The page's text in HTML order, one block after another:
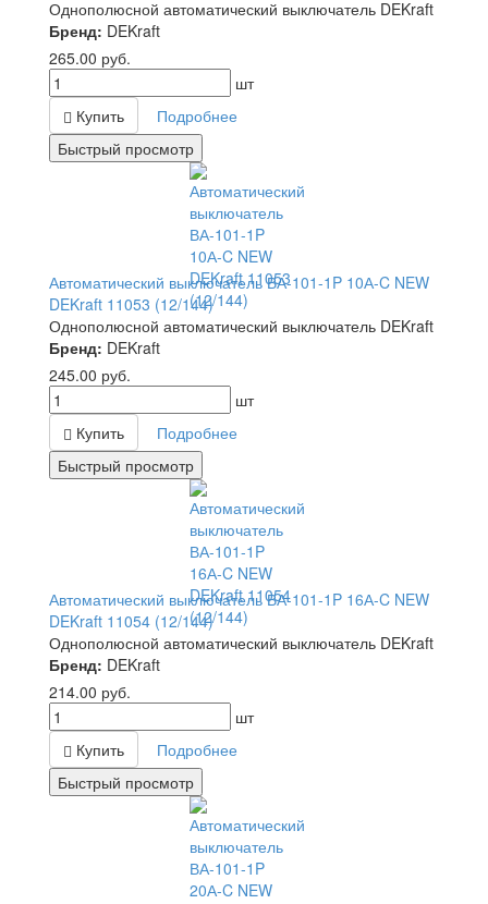
Однополюсной автоматический выключатель DEKraft
Бренд: DEKraft
265.00 руб.
шт
Купить
Подробнее
Быстрый просмотр
Автоматический выключатель ВА-101-1P 10А-C NEW
DEKraft 11053 (12/144)
Однополюсной автоматический выключатель DEKraft
Бренд: DEKraft
245.00 руб.
шт
Купить
Подробнее
Быстрый просмотр
Автоматический выключатель ВА-101-1P 16А-C NEW
DEKraft 11054 (12/144)
Однополюсной автоматический выключатель DEKraft
Бренд: DEKraft
214.00 руб.
шт
Купить
Подробнее
Быстрый просмотр